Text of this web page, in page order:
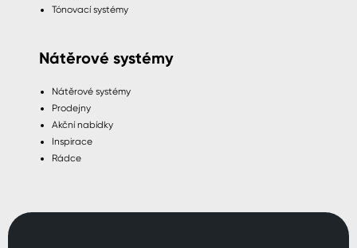
Tónovací systémy
Nátěrové systémy
Nátěrové systémy
Prodejny
Akční nabídky
Inspirace
Rádce